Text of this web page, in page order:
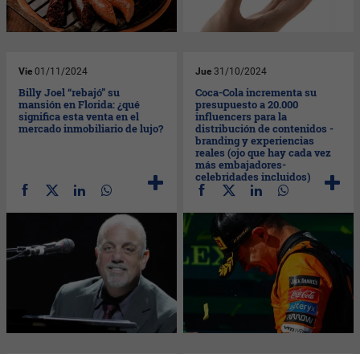
Vie 01/11/2024
Billy Joel “rebajó” su
mansión en Florida: ¿qué
significa esta venta en el
mercado inmobiliario de lujo?
Jue 31/10/2024
Coca-Cola incrementa su
presupuesto a 20.000
influencers para la
distribución de contenidos -
branding y experiencias
reales (ojo que hay cada vez
más embajadores-
celebridades incluidos)